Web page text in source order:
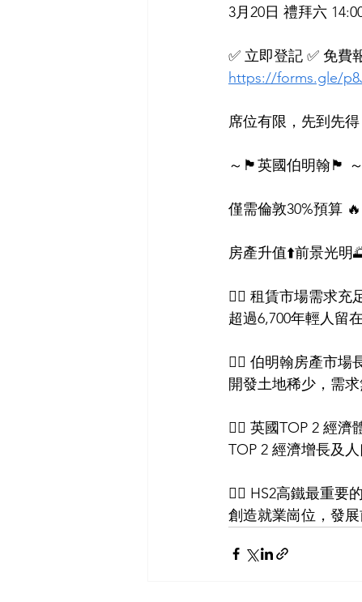
3月20日 禮拜六
✅ 立即登記 ✅ 免費
https://forms.gle/
席位有限，先到先得
～🏴󠁧󠁢󠁥󠁮󠁧󠁿英國伯明翰🏴󠁧󠁢󠁥󠁮󠁧󠁿 ～
僅需倫敦30%預算
房產升值⬆️前景光明
👍🏻 租賃市場需求充
超過6,700年輕人留
👍🏻 伯明翰房產市
開發土地稀少，需
👍🏻 英國TOP 2 經
TOP 2 經濟增長及
👍🏻 HS2高鐵最重要
創造就業崗位，發